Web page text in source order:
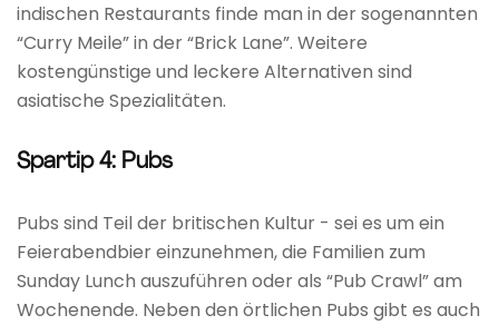
indischen Restaurants finde man in der sogenannten
“Curry Meile” in der “Brick Lane”. Weitere
kostengünstige und leckere Alternativen sind
asiatische Spezialitäten.
Spartip 4: Pubs
Pubs sind Teil der britischen Kultur - sei es um ein
Feierabendbier einzunehmen, die Familien zum
Sunday Lunch auszuführen oder als “Pub Crawl” am
Wochenende. Neben den örtlichen Pubs gibt es auch